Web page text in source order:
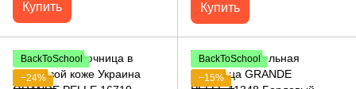
Купить Купить
BackToSchool
−24%
BackToSchool
−15%